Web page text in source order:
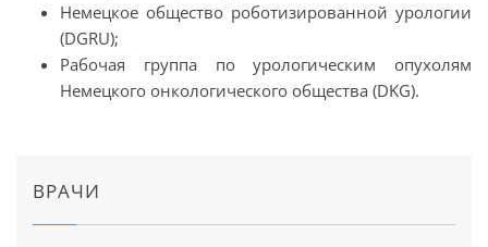
Немецкое общество роботизированной урологии
(DGRU);
Рабочая группа по урологическим опухолям
Немецкого онкологического общества (DKG).
ВРАЧИ